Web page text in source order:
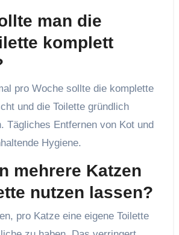
man die
komplett
pro Woche sollte die komplette
und die Toilette gründlich
Tägliches Entfernen von Kot und
Hygiene.
mehrere Katzen
nutzen lassen?
pro Katze eine eigene Toilette